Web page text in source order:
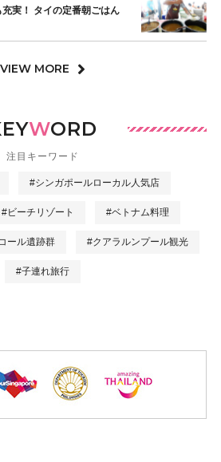
実！ タイの定番朝ごはん
VIEW MORE
WORD
注目キーワード
#シンガポールローカル人気店
#ビーチリゾート #ベトナム料理
ール遺跡群 #クアラルンプール観光
#子連れ旅行